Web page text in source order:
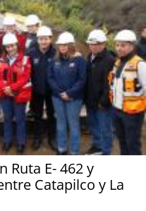
Ruta E- 462 y
Catapilco y La